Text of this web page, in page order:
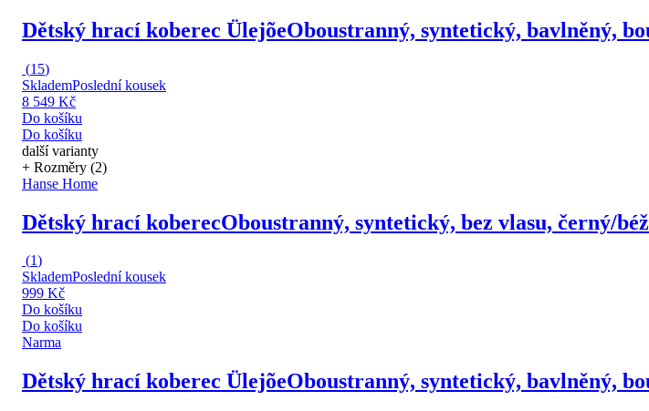
Dětský hrací koberec ÜlejõeOboustranný, syntetický, bavlněný,
(15)
SklademPoslední kousek
8 549 Kč
Do košíku
Do košíku
další varianty
+ Rozměry (2)
Hanse Home
Dětský hrací koberecOboustranný, syntetický, bez vlasu, černý/
(1)
SklademPoslední kousek
999 Kč
Do košíku
Do košíku
Narma
Dětský hrací koberec ÜlejõeOboustranný, syntetický, bavlněný,